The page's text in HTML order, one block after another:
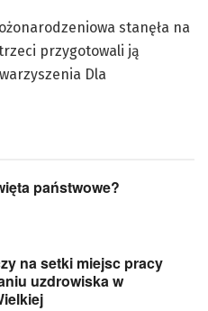
stanęła na
przygotowali ją
Dla
państwowe?
na setki miejsc pracy
uzdrowiska w